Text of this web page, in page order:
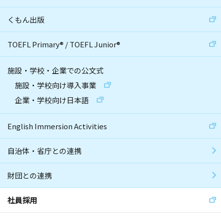
くもん出版
TOEFL Primary® /TOEFL Junior®
施設・学校・企業での公文式
施設・学校向け導入事業
企業・学校向け日本語
English Immersion Activities
自治体・省庁との連携
財団との連携
社員採用